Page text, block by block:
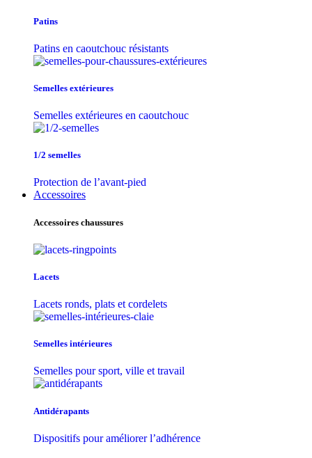
Patins
Patins en caoutchouc résistants
Semelles extérieures
Semelles extérieures en caoutchouc
1/2 semelles
Protection de l’avant-pied
Accessoires
Accessoires chaussures
Lacets
Lacets ronds, plats et cordelets
Semelles intérieures
Semelles pour sport, ville et travail
Antidérapants
Dispositifs pour améliorer l’adhérence